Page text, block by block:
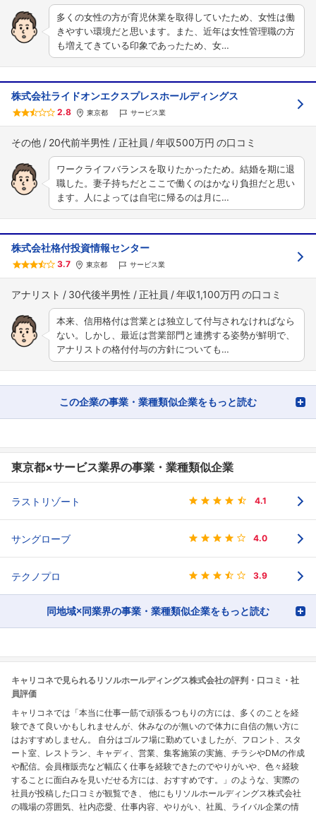
多くの女性の方が育児休業を取得していたため、女性は働
きやすい環境だと思います。また、近年は女性管理職の方
も増えてきている印象であったため、女…
株式会社ライドオンエクスプレスホールディングス
2.8 東京都 サービス業
その他 20代前半男性 正社員 年収500万円
ワークライフバランスを取りたかったため。結婚を期に退
職した。妻子持ちだとここで働くのはかなり負担だと思い
ます。人によっては自宅に帰るのは月に…
株式会社格付投資情報センター
3.7 東京都 サービス業
アナリスト 30代後半男性 正社員 年収1,100万円
本来、信用格付は営業とは独立して付与されなければなら
ない。しかし、最近は営業部門と連携する姿勢が鮮明で、
アナリストの格付付与の方針についても…
この企業の事業・業種類似企業をもっと読む
東京都×サービス業界の事業・業種類似企業
ラストリゾート 4.1
サングローブ 4.0
テクノプロ 3.9
同地域×同業界の事業・業種類似企業をもっと読む
キャリコネで見られるリソルホールディングス株式会社の評判・口コミ・社
員評価
キャリコネでは「本当に仕事一筋で頑張るつもりの方には、多くのことを経
験できて良いかもしれませんが、休みなのが無いので体力に自信の無い方に
はおすすめしません。 自分はゴルフ場に勤めていましたが、フロント、スタ
ート室、レストラン、キャディ、営業、集客施策の実施、チラシやDMの作成
や配信。会員権販売など幅広く仕事を経験できたのでやりがいや、色々経験
することに面白みを見いだせる方には、おすすめです。」のような、実際の
社員が投稿した口コミが観覧でき、 他にもリソルホールディングス株式会社
の職場の雰囲気、社内恋愛、仕事内容、やりがい、社風、ライバル企業の情